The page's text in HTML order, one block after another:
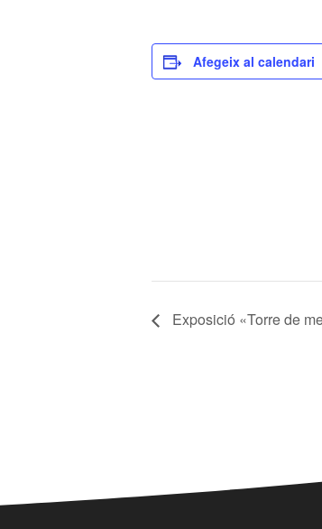
Afegeix al calendari
Exposició «Torre de